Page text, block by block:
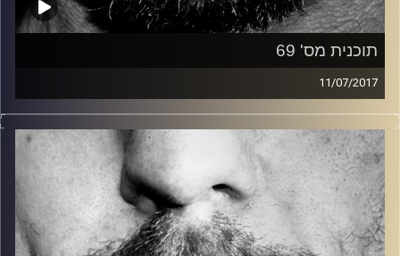
תוכנית מס' 69
11/07/2017
זיפים, מוזיקה מחוספסת של הופעות חיות. הרבה ג'אם, רוק,
בלוז, bluegrass, ג'אז, Fאנק, פרוגרסיב ואפילו אלקטרוניקה.
כל מה שחי, אמיתי ונושם.
עם שמוליק רגב.
קרדיט תמונות: David Goehring